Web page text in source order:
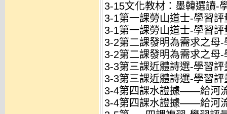
3-15文化教材：墨韓選讀-
3-1第一課勞山道士-學習評
3-1第一課勞山道士-學習
3-2第二課發明為需求之母
3-2第二課發明為需求之母
3-3第三課近體詩選-學習評
3-3第三課近體詩選-學習
3-4第四課水證據——給河
3-4第四課水證據——給河